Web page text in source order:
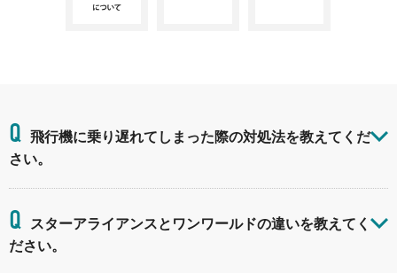
Q 飛行機に乗り遅れてしまった際の対処法を教えてくだ
さい。
Q
スターアライアンスとワンワールドの違いを教えてく
ださい。